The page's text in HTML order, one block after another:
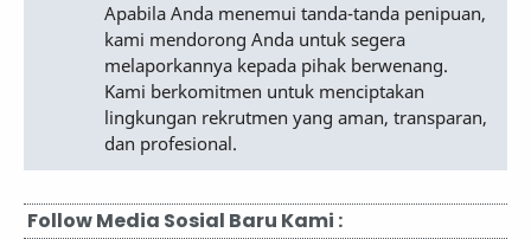
Apabila Anda menemui tanda-tanda penipuan,
kami mendorong Anda untuk segera
melaporkannya kepada pihak berwenang.
Kami berkomitmen untuk menciptakan
lingkungan rekrutmen yang aman, transparan,
dan profesional.
Follow Media Sosial Baru Kami :